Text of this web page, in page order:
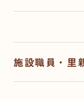
施設職員・里